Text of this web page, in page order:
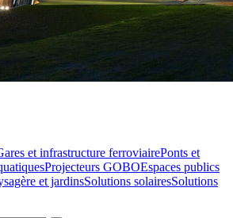
et infrastructure ferroviairePonts et
Projecteurs GOBOEspaces publics
et jardinsSolutions solairesSolutions